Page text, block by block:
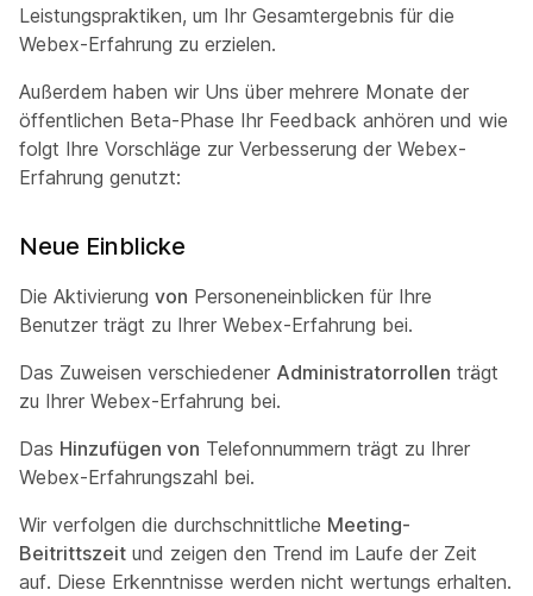
Leistungspraktiken, um Ihr Gesamtergebnis für die
Webex-Erfahrung zu erzielen.
Außerdem haben wir Uns über mehrere Monate der
öffentlichen Beta-Phase Ihr Feedback anhören und wie
folgt Ihre Vorschläge zur Verbesserung der Webex-
Erfahrung genutzt:
Neue Einblicke
Die Aktivierung von Personeneinblicken für Ihre
Benutzer trägt zu Ihrer Webex-Erfahrung bei.
Das Zuweisen verschiedener Administratorrollen trägt
zu Ihrer Webex-Erfahrung bei.
Das Hinzufügen von Telefonnummern trägt zu Ihrer
Webex-Erfahrungszahl bei.
Wir verfolgen die durchschnittliche Meeting-
Beitrittszeit und zeigen den Trend im Laufe der Zeit
auf. Diese Erkenntnisse werden nicht wertungs erhalten.